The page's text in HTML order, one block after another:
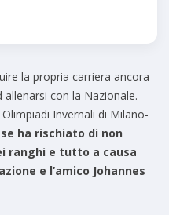
la propria carriera ancora
con la Nazionale.
Invernali di Milano-
ha rischiato di non
ranghi e tutto a causa
e l’amico Johannes